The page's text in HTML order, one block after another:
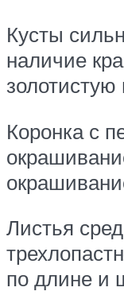
Кусты
наличие
Коронка с
Листья
по длине и